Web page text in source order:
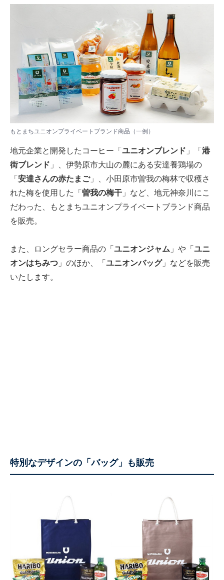
もとまちユニオンプライベートブランド商品（一例）
地元企業と開発したコーヒー「 ユニオンブレンド 」「 港
街ブレンド 」、伊勢原市大山の麓にある安達養鶏場の
「 安達さんの赤たまご」、小田原市曽我の梅林で収穫さ
れた梅を使用した「 曽我の梅干 」など、地元神奈川にこ
だわった、もとまちユニオンプライベートブランド商品
を販売。
また、ロングセラー商品の「 ユニオンジャム 」や「 ユニ
オンはちみつ 」のほか、「 ユニオンバッグ」などを販売
いたします。
特別なデザインの「バッグ」も販売